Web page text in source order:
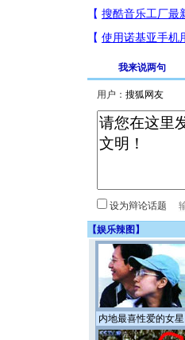
我来说两句
用户：
设为辩论话题
【娱乐辣图 】
内地最喜性爱的女星